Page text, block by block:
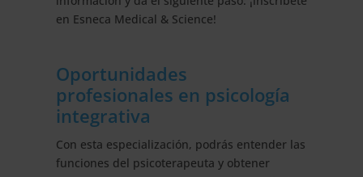
en Esneca Medical & Science!
Oportunidades
profesionales en psicología
integrativa
Con esta especialización, podrás entender las
funciones del psicoterapeuta y obtener